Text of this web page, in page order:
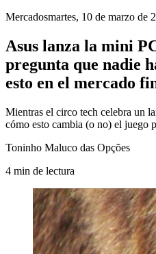
Mercadosmartes, 10 de marzo de
Asus lanza la mini
pregunta que nadie
esto en el mercado
Mientras el circo tech celebra un
cómo esto cambia (o no) el juego
Toninho Maluco das Opções
4 min de lectura